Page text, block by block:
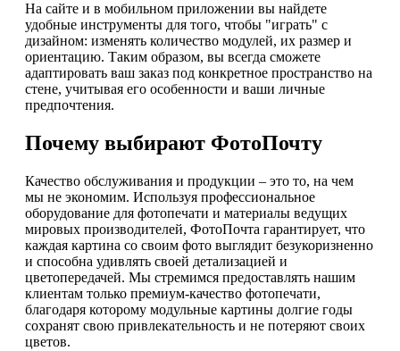
На сайте и в мобильном приложении вы найдете
удобные инструменты для того, чтобы "играть" с
дизайном: изменять количество модулей, их размер и
ориентацию. Таким образом, вы всегда сможете
адаптировать ваш заказ под конкретное пространство на
стене, учитывая его особенности и ваши личные
предпочтения.
Почему выбирают ФотоПочту
Качество обслуживания и продукции – это то, на чем
мы не экономим. Используя профессиональное
оборудование для фотопечати и материалы ведущих
мировых производителей, ФотоПочта гарантирует, что
каждая картина со своим фото выглядит безукоризненно
и способна удивлять своей детализацией и
цветопередачей. Мы стремимся предоставлять нашим
клиентам только премиум-качество фотопечати,
благодаря которому модульные картины долгие годы
сохранят свою привлекательность и не потеряют своих
цветов.